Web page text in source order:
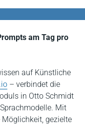
am Tag pro
auf Künstliche
– verbindet die
in Otto Schmidt
Mit
Möglichkeit, gezielte